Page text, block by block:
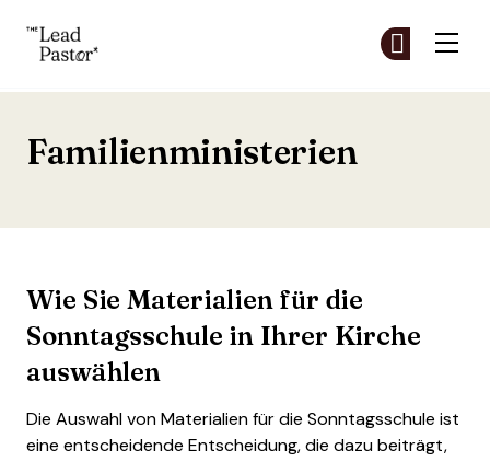
Familienministerien
Wie Sie Materialien für die
Sonntagsschule in Ihrer Kirche
auswählen
Die Auswahl von Materialien für die Sonntagsschule ist
eine entscheidende Entscheidung, die dazu beiträgt,